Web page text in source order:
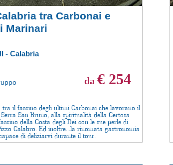
tra Carbonai e
Marinari
- Calabria
tra il fascino degli ultimi Carbonai che lavorano il
San Bruno, alla spiritualità della Certosa
della Costa degli Dei con le sue perle di
Calabro. Ed inoltre...la rinomata gastronomia
di deliziarvi durante il tour.
da € 254